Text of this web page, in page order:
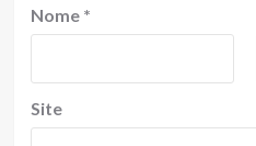
Nome *
Site